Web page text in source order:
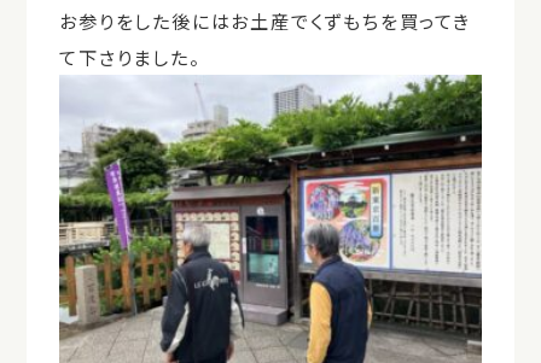
お参りをした後にはお土産でくずもちを買ってき
て下さりました。